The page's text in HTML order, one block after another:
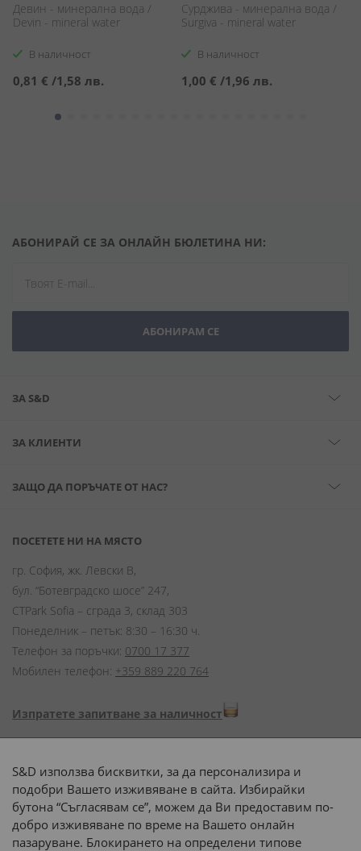
Девин - минерална вода /
Devin - mineral water
В наличност
0,81 € /1,58 лв.
Сурджива - минерална вода /
Surgiva - mineral water
В наличност
1,00 € /1,96 лв.
АБОНИРАЙ СЕ ЗА ОНЛАЙН БЮЛЕТИНА НИ:
АБОНИРАМ СЕ
ЗА S&D
ЗА КЛИЕНТИ
ЗАЩО ДА ПОРЪЧАТЕ ОТ НАС?
ПОСЕТЕТЕ НИ НА МЯСТО
гр. София, жк. Левски В,
бул. “Ботевградско шосе” 247,
CTPark Sofia – сграда 3, склад 303
Понеделник – петък: 8:30 – 16:30 ч.
Телефон за поръчки: 0700 17 377
Мобилен телефон: +359 889 220 764
Изпратете запитване за наличност
Начини на плащане:
S&D използва бисквитки, за да персонализира и
подобри Вашето изживяване в сайта. Избирайки
бутона “Съгласявам се”, можем да Ви предоставим по-
добро изживяване по време на Вашето онлайн
пазаруване. Блокирането на определени типове